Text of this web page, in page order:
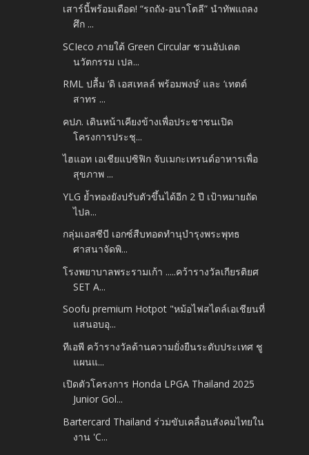
เสาร์นี้พร้อมเดือด! “รถถัง-อนาโตลี” นำทัพแถลง
ศึก ...
SCIeco ภายใต้ Green Circular ชวนอัปเดต
นวัตกรรม เปล...
RML ปลื้ม ‘ดิ เอสเทลล์ พร้อมพงษ์’ และ ‘เทตต์
สาทร ...
คปภ. เดินหน้าเคียงข้างเพื่อประชาชนเปิด
โครงการประชุ...
ไฮแอท เอเชียแปซิฟิก จับเมกะเทรนด์อาหารเพื่อ
สุขภาพ ...
YLG ย้ำทองยังปรับตัวขึ้นได้อีก 2 ปี เป้าหมายถัด
ไปล...
กลุ่มเอสซีบี เอกซ์สืบทอดทำนุบำรุงพระพุทธ
ศาสนาจัดพิ...
โรงพยาบาลพระรามเก้า .....คว้ารางวัลเกียรติยศ
SET A...
Soofu premium Hotpot "หม้อไฟสไตล์เอเชียนที่
แสนอบอุ...
ทีเอพี คว้ารางวัลด้านความยั่งยืนระดับประเทศ ชู
แผนแ...
เปิดตัวโครงการ Honda LPGA Thailand 2025
Junior Gol...
Bartercard Thailand ร่วมขับเคลื่อนสังคมไทยใน
งาน 'C...